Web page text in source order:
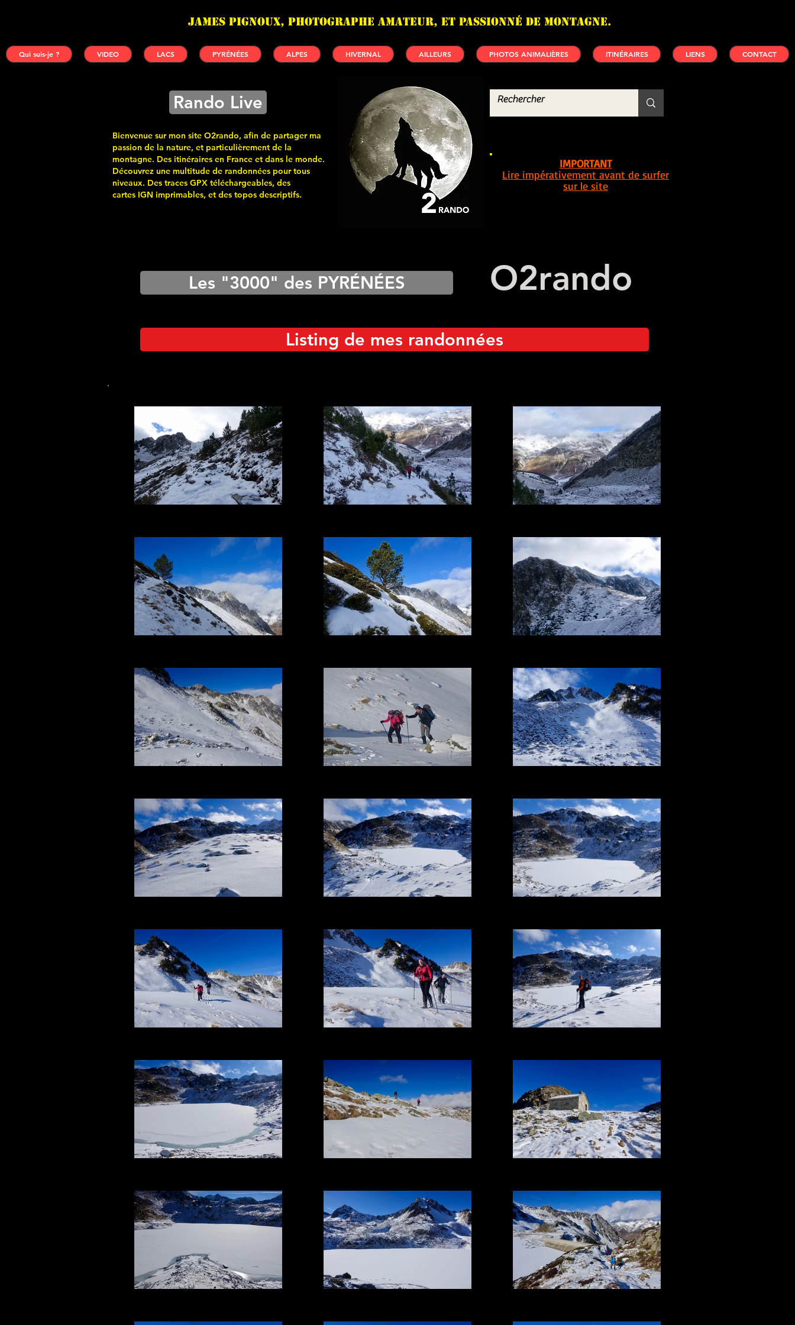
James PIGNOUX, photographe amateur, et passionné de montagne.
Qui suis-je ? VIDEO LACS PYRÉNÉES ALPES HIVERNAL AILLEURS PHOTOS ANIMALIÈRES ITINÉRAIRES LIENS CONTACT
Rando Live
Bienvenue sur mon site O2rando, afin de partager ma
passion de la nature, et particulièrement de la
montagne. Des itinéraires en France et dans le monde.
Découvrez une multitude de randonnées pour tous
niveaux. Des traces GPX téléchargeables, des
cartes IGN imprimables, et des topos descriptifs.
IMPORTANT
Lire impérativement avant de surfer
sur le site
Les "3000" des PYRÉNÉES O2rando
Listing de mes randonnées